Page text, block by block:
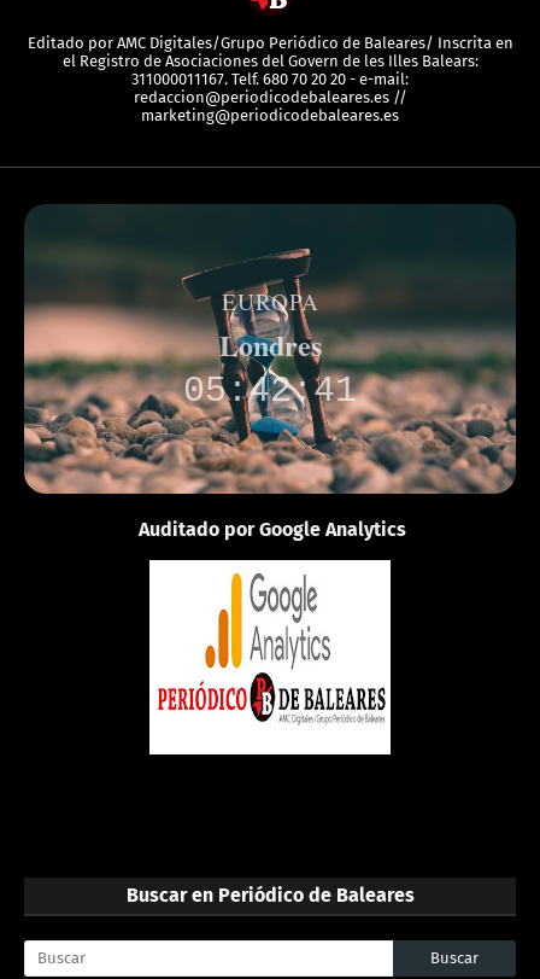
Editado por AMC Digitales/Grupo Periódico de Baleares/ Inscrita en
el Registro de Asociaciones del Govern de les Illes Balears:
311000011167. Telf. 680 70 20 20 - e-mail:
redaccion@periodicodebaleares.es //
marketing@periodicodebaleares.es
EUROPA
Londres
05:42:41
Auditado por Google Analytics
Buscar en Periódico de Baleares